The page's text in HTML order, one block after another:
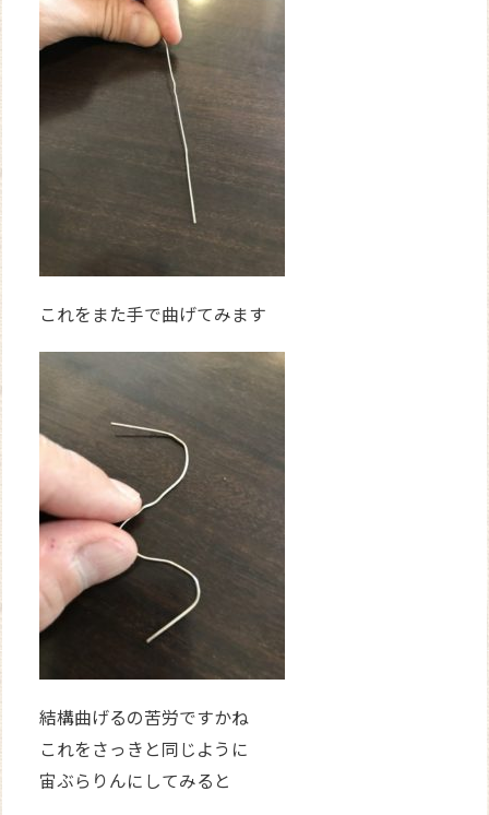
これをまた手で曲げてみます
結構曲げるの苦労ですかね
これをさっきと同じように
宙ぶらりんにしてみると